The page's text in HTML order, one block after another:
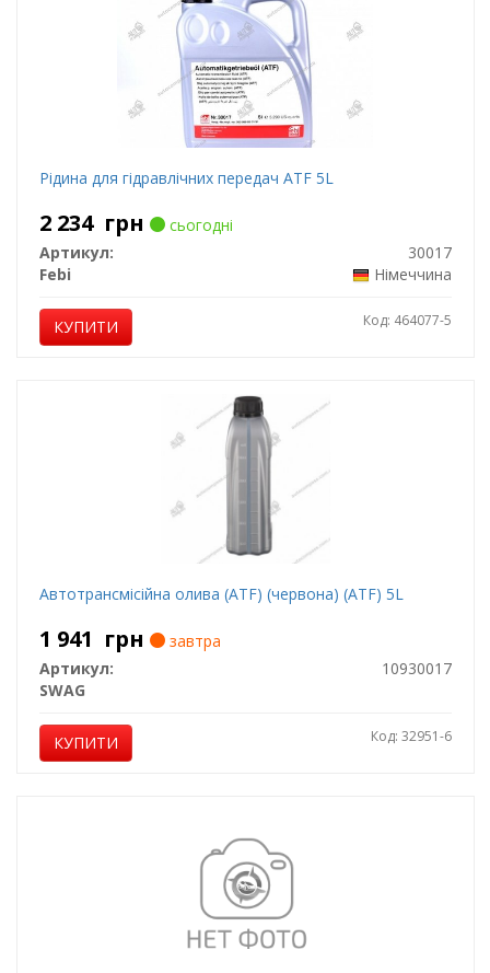
Рідина для гідравлічних передач ATF 5L
2 234 грн
сьогодні
Артикул:
30017
Febi
Німеччина
КУПИТИ Код: 464077-5
Автотрансмісійна олива (ATF) (червона) (ATF) 5L
1 941 грн
завтра
Артикул:
10930017
SWAG
КУПИТИ Код: 32951-6